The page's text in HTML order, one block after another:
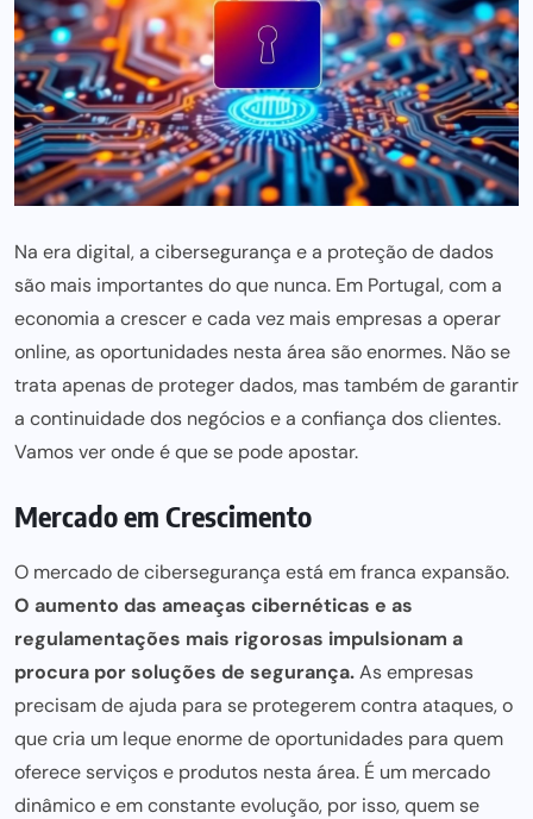
Na era digital, a cibersegurança e a proteção de dados
são mais importantes do que nunca. Em Portugal, com a
economia a crescer e cada vez mais empresasa operar
online, as oportunidades nesta área são enormes. Não se
trata apenas de proteger dados, mas também de garantir
a continuidade dos negócios e a confiança dos clientes.
Vamos ver onde é que se pode apostar.
Mercado em Crescimento
O mercado de cibersegurança está em franca expansão.
O aumento das ameaças cibernéticas e as
regulamentações mais rigorosas impulsionam a
procura por soluções de segurança.As empresas
precisam de ajuda para se protegerem contra ataques, o
quecria um leque enorme de oportunidades para quem
oferece serviços e produtos nesta área. É um mercado
dinâmico e em constante evolução, por isso, quem se